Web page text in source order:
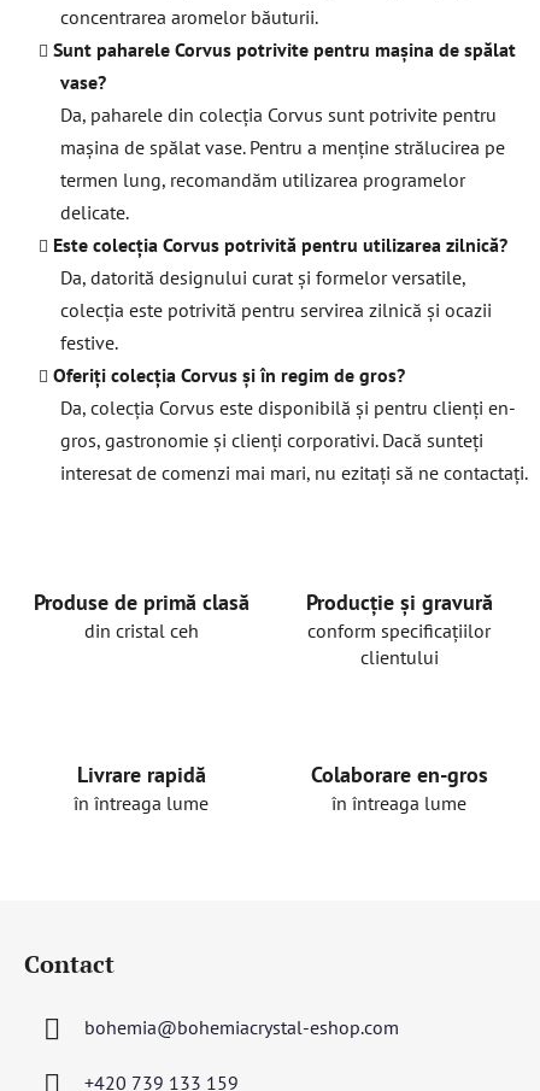
concentrarea aromelor băuturii.
Sunt paharele Corvus potrivite pentru mașina de spălat
vase?
Da, paharele din colecția Corvus sunt potrivite pentru
mașina de spălat vase. Pentru a menține strălucirea pe
termen lung, recomandăm utilizarea programelor
delicate.
Este colecția Corvus potrivită pentru utilizarea zilnică?
Da, datorită designului curat și formelor versatile,
colecția este potrivită pentru servirea zilnică și ocazii
festive.
Oferiți colecția Corvus și în regim de gros?
Da, colecția Corvus este disponibilă și pentru clienți en-
gros, gastronomie și clienți corporativi. Dacă sunteți
interesat de comenzi mai mari, nu ezitați să ne contactați.
Produse de primă clasă
din cristal ceh
Producție și gravură
conform specificațiilor
clientului
Livrare rapidă
în întreaga lume
Colaborare en-gros
în întreaga lume
Contact
bohemia@bohemiacrystal-eshop.com
+420 739 133 159